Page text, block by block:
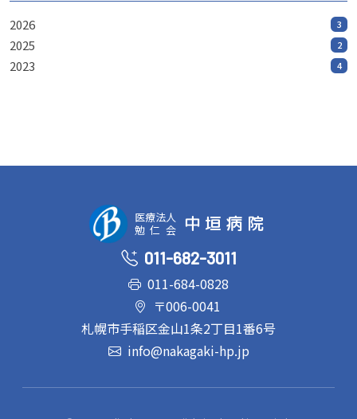
2026 3
2025 2
2023 4
医療法人
勉仁会 中垣病院
011-682-3011
011-684-0828
〒006-0041
札幌市手稲区金山1条2丁目1番6号
info@nakagaki-hp.jp